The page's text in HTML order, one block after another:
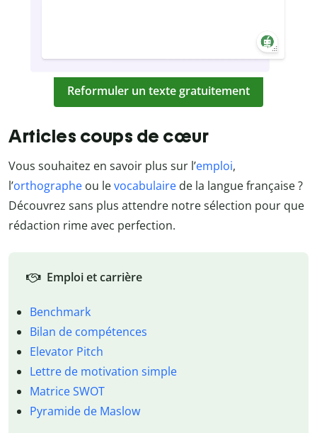
Reformuler un texte gratuitement
Articles coups de cœur
Vous souhaitez en savoir plus sur l’emploi,
l’orthographe ou levocabulaire de la langue française ?
Découvrez sans plus attendre notre sélection pour que
rédaction rime avec perfection.
Emploi et carrière
Benchmark
Bilan de compétences
Elevator Pitch
Lettre de motivation simple
Matrice SWOT
Pyramide de Maslow